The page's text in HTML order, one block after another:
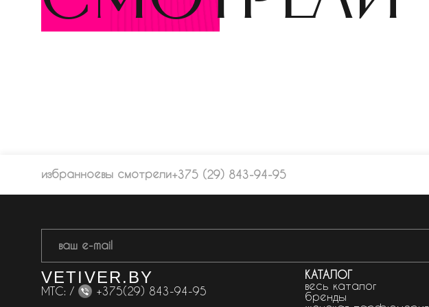
избранноевы смотрели+375 (29) 843-94-95
VETIVER.BY
МТС: / +375(29) 843-94-95
КАТАЛОГ
весь каталог
бренды